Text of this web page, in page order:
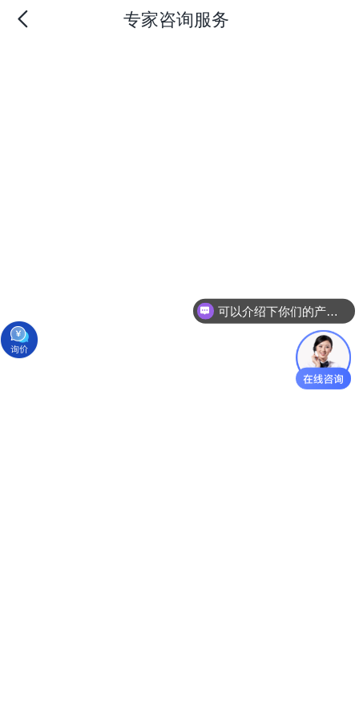
专家咨询服务
可以介绍下你们的产品么